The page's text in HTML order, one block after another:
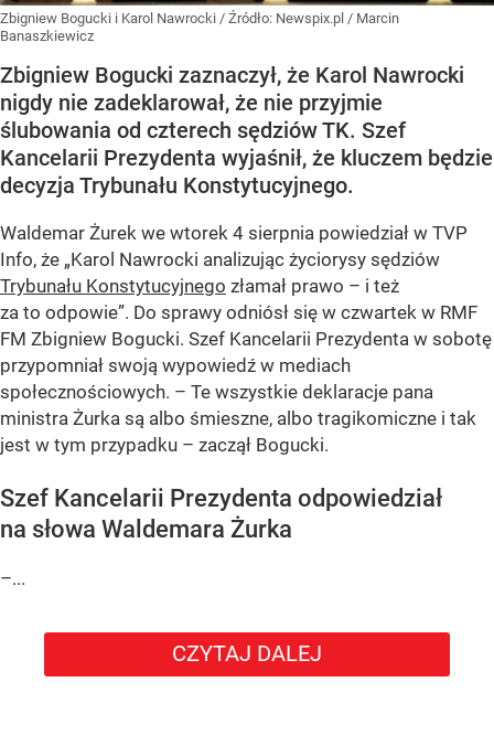
Zbigniew Bogucki i Karol Nawrocki / Źródło: Newspix.pl / Marcin
Banaszkiewicz
Zbigniew Bogucki zaznaczył, że Karol Nawrocki
nigdy nie zadeklarował, że nie przyjmie
ślubowania od czterech sędziów TK. Szef
Kancelarii Prezydenta wyjaśnił, że kluczem będzie
decyzja Trybunału Konstytucyjnego.
Waldemar Żurek we wtorek 4 sierpnia powiedział w TVP
Info, że „Karol Nawrocki analizując życiorysy sędziów
Trybunału Konstytucyjnego złamał prawo – i też
za to odpowie”. Do sprawy odniósł się w czwartek w RMF
FM Zbigniew Bogucki. Szef Kancelarii Prezydenta w sobotę
przypomniał swoją wypowiedź w mediach
społecznościowych. – Te wszystkie deklaracje pana
ministra Żurka są albo śmieszne, albo tragikomiczne i tak
jest w tym przypadku – zaczął Bogucki.
Szef Kancelarii Prezydenta odpowiedział
na słowa Waldemara Żurka
–...
CZYTAJ DALEJ